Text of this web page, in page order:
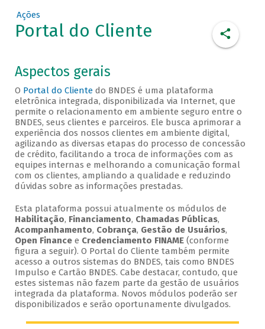
Ações
Portal do Cliente
Aspectos gerais
O Portal do Clientedo BNDES é uma plataforma
eletrônica integrada, disponibilizada via Internet, que
permite o relacionamento em ambiente seguro entre o
BNDES, seus clientes e parceiros. Ele busca aprimorar a
experiência dos nossos clientes em ambiente digital,
agilizando as diversas etapas do processo de concessão
de crédito, facilitando a troca de informações com as
equipes internas e melhorando a comunicação formal
com os clientes, ampliando a qualidade e reduzindo
dúvidas sobre as informações prestadas.
Esta plataforma possui atualmente os módulos de
Habilitação, Financiamento, Chamadas Públicas,
Acompanhamento, Cobrança, Gestão de Usuários,
Open Financee Credenciamento FINAME(conforme
figura a seguir). O Portal do Cliente também permite
acesso a outros sistemas do BNDES, tais como BNDES
Impulso e Cartão BNDES. Cabe destacar, contudo, que
estes sistemas não fazem parte da gestão de usuários
integrada da plataforma. Novos módulos poderão ser
disponibilizados e serão oportunamente divulgados.